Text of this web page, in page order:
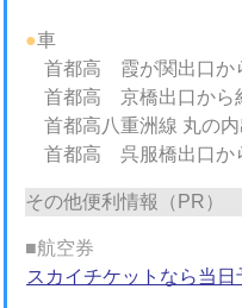
●車
首都高 霞が関出口か
首都高 京橋出口から
首都高八重洲線 丸の内
首都高 呉服橋出口か
その他便利情報（PR）
■航空券
スカイチケットなら当日